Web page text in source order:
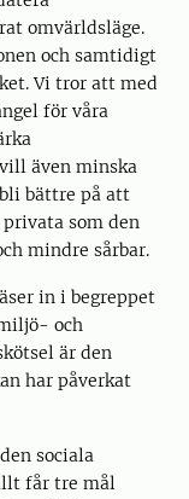
omvärldsläge.
och samtidigt
Vi tror att med
för våra
även minska
bättre på att
som den
mindre sårbar.
in i begreppet
och
är den
har påverkat
sociala
får tre mål